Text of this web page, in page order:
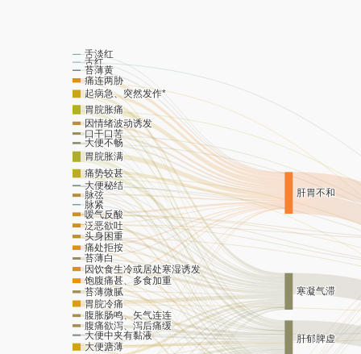
起病急、突然发作*
胃脘胀满
胃脘胀痛
胃脘冷痛
痛势较甚
痛处拒按
痛连两胁
饱腹痛甚、多食加重
因情绪波动诱发
因饮食生冷或居处寒湿诱发
口干口苦
泛恶欲吐
嗳气反酸
大便不畅
大便秘结
大便溏薄
腹胀肠鸣、矢气连连
腹痛欲泻、泻后痛缓
大便中夹有黏液
头身困重
舌淡红
舌红
苔薄白
苔薄黄
苔薄微腻
脉弦
脉紧
肝胃不和
肝郁脾虚
寒凝气滞